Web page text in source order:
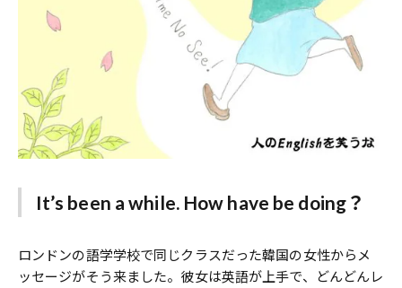
It’s been a while. How have be doing？
ロンドンの語学学校で同じクラスだった韓国の女性からメ
ッセージがそう来ました。彼女は英語が上手で、どんどんレ